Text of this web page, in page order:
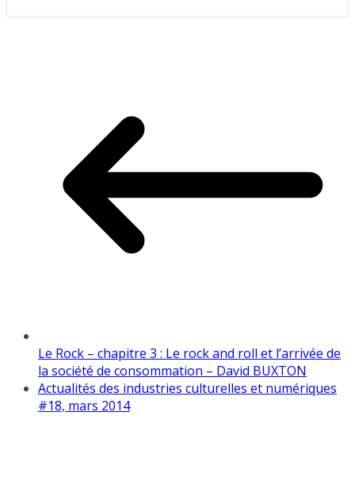
Le Rock – chapitre 3 : Le rock and roll et l’arrivée de
la société de consommation – David BUXTON
Actualités des industries culturelles et numériques
#18, mars 2014